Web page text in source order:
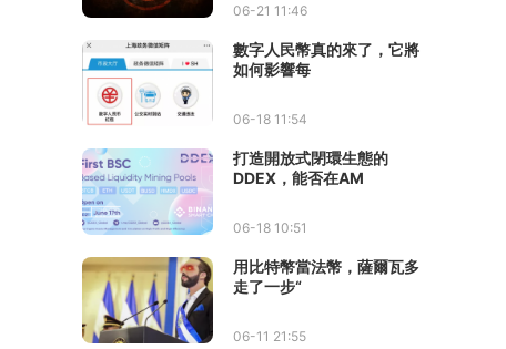
06-21 11:46
數字人民幣真的來了，它將
如何影響每
06-18 11:54
打造開放式閉環生態的
DDEX，能否在AM
06-18 10:51
用比特幣當法幣，薩爾瓦多
走了一步“
06-11 21:55